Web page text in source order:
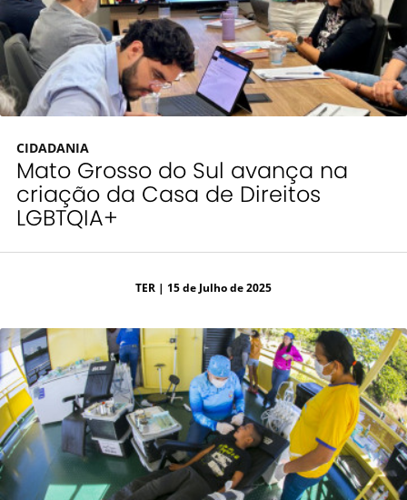
CIDADANIA
Mato Grosso do Sul avança na
criação da Casa de Direitos
LGBTQIA+
TER | 15 de Julho de 2025